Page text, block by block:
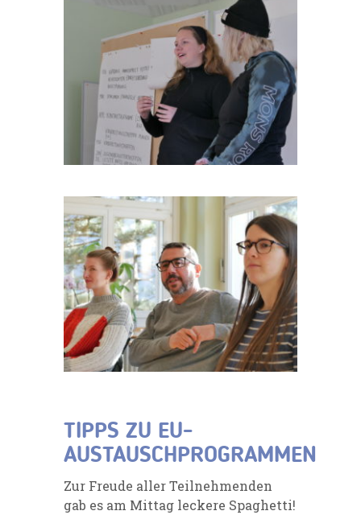
TIPPS ZU EU-
AUSTAUSCHPROGRAMMEN
Zur Freude aller Teilnehmenden
gab es am Mittag leckere Spaghetti!